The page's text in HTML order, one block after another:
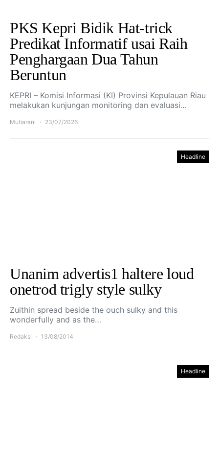
PKS Kepri Bidik Hat-trick
Predikat Informatif usai Raih
Penghargaan Dua Tahun
Beruntun
​​​​​​​KEPRI – Komisi Informasi (KI) Provinsi Kepulauan Riau
melakukan kunjungan monitoring dan evaluasi…
Mutiarani 23/07/2026
Headline
Unanim advertis1 haltere loud
onetrod trigly style sulky
Zuithin spread beside the ouch sulky and this
wonderfully and as the…
Redaksi 13/08/2014
Headline